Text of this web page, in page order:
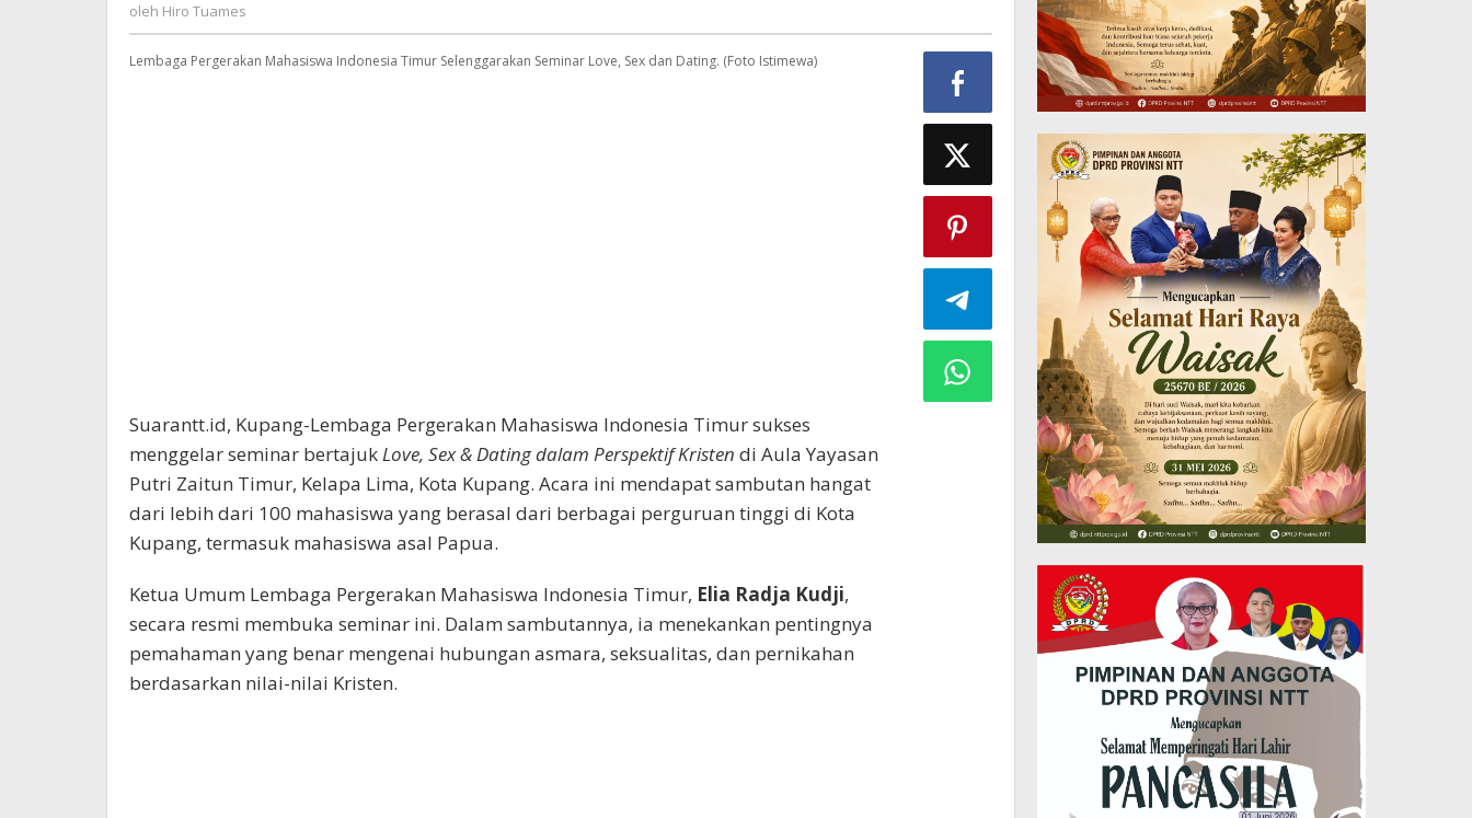
oleh Hiro Tuames
Lembaga Pergerakan Mahasiswa Indonesia Timur Selenggarakan Seminar Love, Sex dan Dating. (Foto Istimewa)
Suarantt.id, Kupang-Lembaga Pergerakan Mahasiswa Indonesia Timur sukses
menggelar seminar bertajukLove, Sex & Dating dalam Perspektif Kristen di Aula Yayasan
Putri Zaitun Timur, Kelapa Lima, Kota Kupang. Acara ini mendapat sambutan hangat
dari lebih dari 100 mahasiswa yang berasal dari berbagai perguruan tinggi di Kota
Kupang, termasuk mahasiswa asal Papua.
Ketua Umum Lembaga Pergerakan Mahasiswa Indonesia Timur, Elia Radja Kudji,
secara resmi membuka seminar ini. Dalam sambutannya, ia menekankan pentingnya
pemahaman yang benar mengenai hubungan asmara, seksualitas, dan pernikahan
berdasarkan nilai-nilai Kristen.